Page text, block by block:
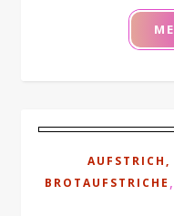
BROTAUFSTRICHE ,